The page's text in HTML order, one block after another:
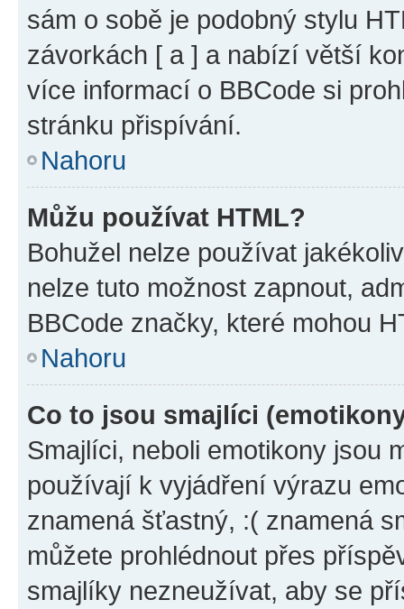
sám o sobě je podobný stylu
závorkách [ a ] a nabízí větší
více informací o BBCode si
stránku přispívání.
Nahoru
Můžu používat HTML?
Bohužel nelze používat
nelze tuto možnost zapnout,
BBCode značky, které mohou
Nahoru
Co to jsou smajlíci
Smajlíci, neboli emotikony jsou
používají k vyjádření výrazu
znamená šťastný, :( znamená
můžete prohlédnout přes
smajlíky nezneužívat, aby se